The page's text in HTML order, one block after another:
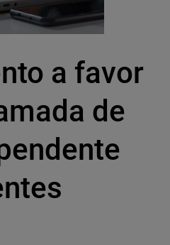
a favor
de